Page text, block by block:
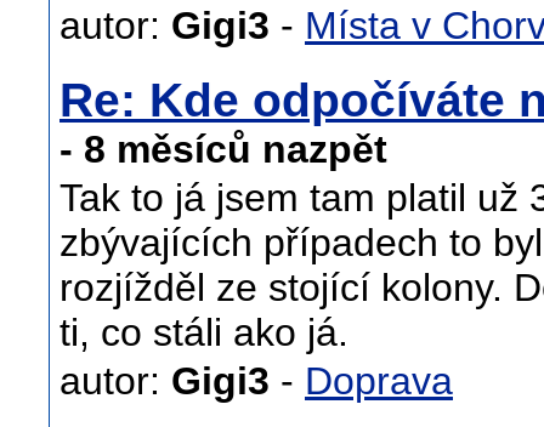
autor: Gigi3 - Místa v
Re: Kde odpočíváte
- 8 měsíců nazpět
Tak to já jsem tam platil už
zbývajících případech to
rozjížděl ze stojící kolony.
ti, co stáli ako já.
autor: Gigi3 - Doprava